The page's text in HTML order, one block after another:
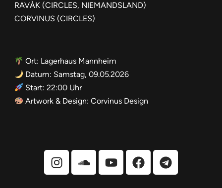
RAVÀK (CIRCLES, NIEMANDSLAND)
CORVINUS (CIRCLES)
Ort: Lagerhaus Mannheim
Datum: Samstag, 09.05.2026
Start: 22:00 Uhr
Artwork & Design: Corvinus Design